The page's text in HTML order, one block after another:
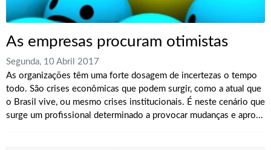
As empresas procuram otimistas
Segunda, 10 Abril 2017
As organizações têm uma forte dosagem de incertezas o tempo
todo. São crises econômicas que podem surgir, como a atual que
o Brasil vive, ou mesmo crises institucionais. É neste cenário que
surge um profissional determinado a provocar mudanças e apro...